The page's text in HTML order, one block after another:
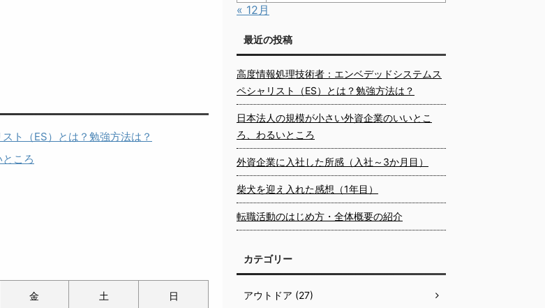
ト（ES）とは？勉強方法は？
ころ
金 土 日
« 12月
最近の投稿
高度情報処理技術者：エンベデッドシステムス
ペシャリスト（ES）とは？勉強方法は？
日本法人の規模が小さい外資企業のいいとこ
ろ、わるいところ
外資企業に入社した所感（入社～3か月目）
柴犬を迎え入れた感想（1年目）
転職活動のはじめ方・全体概要の紹介
カテゴリー
アウトドア (27)